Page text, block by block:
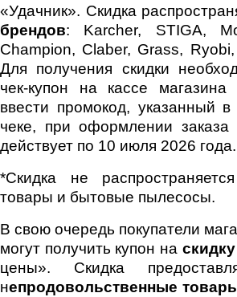
«Удачник». Скидка
брендов: Karcher, STIGA,
Champion, Claber, Grass,
Для получения скидки
чек-купон на кассе магазина
ввести промокод, указанный в
чеке, при оформлении заказа
действует по 10 июля 2026 года.
*Скидка не
товары и бытовые пылесосы.
В свою очередь покупатели
могут получить купон на
цены». Скидка
непродовольственные